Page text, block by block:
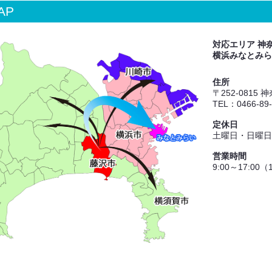
対応エリア 神
横浜みなとみ
住所
〒252-0815 神
TEL：0466-
定休日
土曜日・日曜
営業時間
9:00～17:00（